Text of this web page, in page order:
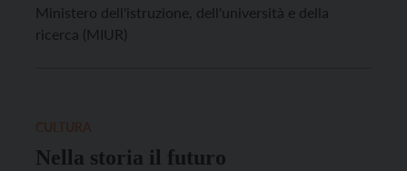
Ministero dell'istruzione, dell'università e della
ricerca (MIUR)
Nella storia il futuro